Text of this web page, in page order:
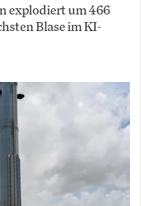
explodiert um 466
Blase im KI-